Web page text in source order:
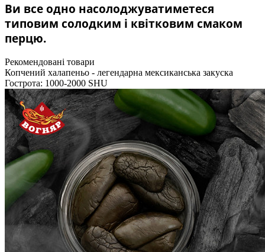
Ви все одно насолоджуватиметеся
типовим солодким і квітковим смаком
перцю.
Рекомендовані товари
Копчений халапеньо - легендарна мексиканська закуска
Гострота: 1000-2000 SHU